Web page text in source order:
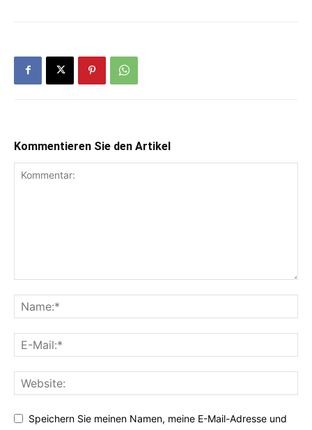
Kommentieren Sie den Artikel
Speichern Sie meinen Namen, meine E-Mail-Adresse und